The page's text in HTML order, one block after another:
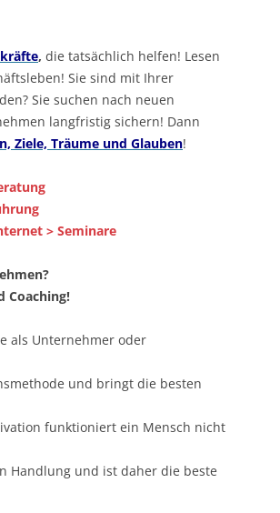
, die tatsächlich helfen! Lesen
Sie sind mit Ihrer
Sie suchen nach neuen
langfristig sichern! Dann
Ziele, Träume und Glauben!
> Seminare
Coaching!
als Unternehmer oder
und bringt die besten
funktioniert ein Mensch nicht
Handlung und ist daher die beste